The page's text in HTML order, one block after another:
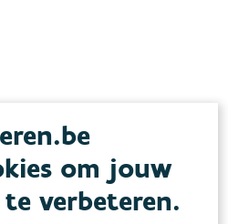
om jouw
verbeteren.